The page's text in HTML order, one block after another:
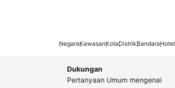
NegaraKawasanKotaDistrikBandaraHotel
Dukungan
Pertanyaan Umum mengenai